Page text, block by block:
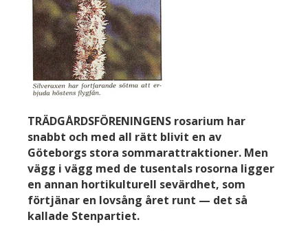
TRÄDGÅRDSFÖRENINGENS rosarium har
snabbt och med all rätt blivit en av
Göteborgs stora sommarattraktioner. Men
vägg i vägg med de tusentals rosorna ligger
en annan hortikulturell sevärdhet, som
förtjänar en lovsång året runt — det så
kallade Stenpartiet.